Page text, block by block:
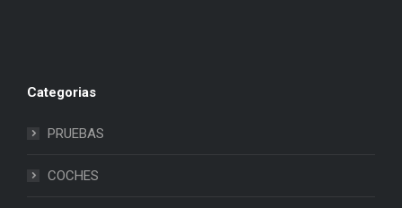
Categorias
PRUEBAS
COCHES